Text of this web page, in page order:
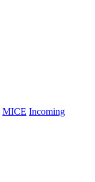
MICE Incoming